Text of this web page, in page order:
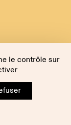
le contrôle sur